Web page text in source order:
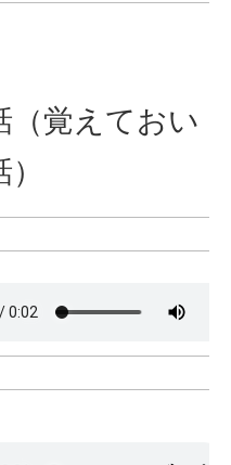
（覚えておい